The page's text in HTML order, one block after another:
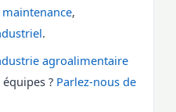
,
.
agroalimentaire
? Parlez-nous de